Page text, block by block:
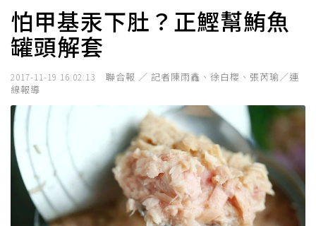
怕甲基汞下肚？正鰹幫鮪魚
罐頭解套
2017-11-19 16:02:13
聯合報 ／ 記者陳雨鑫、徐白櫻、張芮瑜／連
線報導